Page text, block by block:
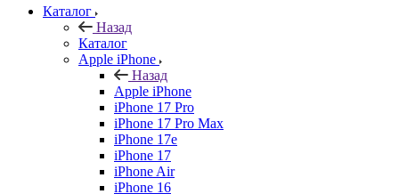
Каталог
Назад
Каталог
Apple iPhone
Назад
Apple iPhone
iPhone 17 Pro
iPhone 17 Pro Max
iPhone 17e
iPhone 17
iPhone Air
iPhone 16